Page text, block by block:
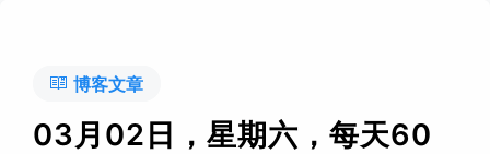
博客文章
03月02日，星期六，每天60